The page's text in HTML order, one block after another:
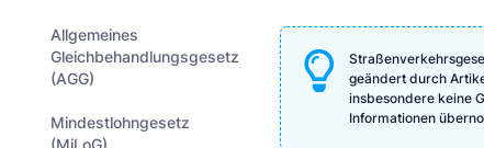
Allgemeines
Gleichbehandlungsgesetz
(AGG)
Mindestlohngesetz
geändert durch
insbesondere keine
Informationen